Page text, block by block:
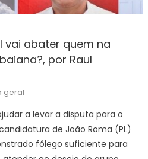
vai abater quem na
por Raul
geral
a levar a disputa para o
de João Roma (PL)
fôlego suficiente para